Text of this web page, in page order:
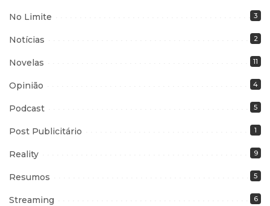
No Limite 3
Notícias 2
Novelas 11
Opinião 4
Podcast 5
Post Publicitário 1
Reality 9
Resumos 5
Streaming 6